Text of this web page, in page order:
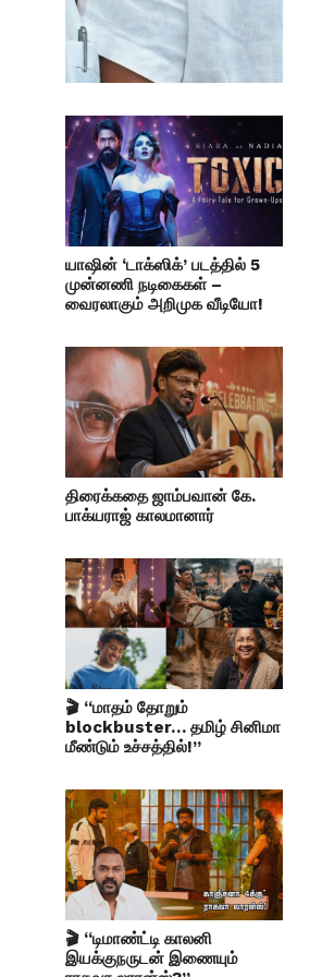
யாஷின் ‘டாக்ஸிக்’ படத்தில் 5
முன்னணி நடிகைகள் –
வைரலாகும் அறிமுக வீடியோ!
திரைக்கதை ஜாம்பவான் கே.
பாக்யராஜ் காலமானார்
🎬 “மாதம் தோறும்
blockbuster… தமிழ் சினிமா
மீண்டும் உச்சத்தில்!”
🎬 “டிமாண்ட்டி காலனி
இயக்குநருடன் இணையும்